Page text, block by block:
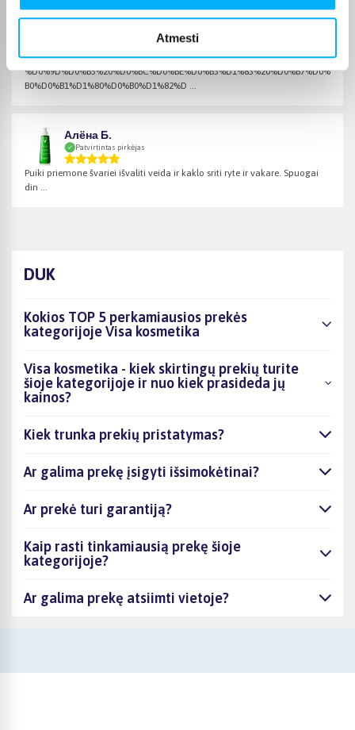
Atmesti
%D0%9D%D0%B5%20%D0%BC%D0%BE%D0%B3%D1%83%20%D0%B7%D0%
B0%D0%B1%D1%80%D0%B0%D1%82%D ...
Алёна Б.
Patvirtintas pirkėjas
Puiki priemone švariei išvaliti veida ir kaklo sriti ryte ir vakare. Spuogai
din ...
DUK
Kokios TOP 5 perkamiausios prekės
kategorijoje Visa kosmetika
Visa kosmetika - kiek skirtingų prekių turite
šioje kategorijoje ir nuo kiek prasideda jų
kainos?
Kiek trunka prekių pristatymas?
Ar galima prekę įsigyti išsimokėtinai?
Ar prekė turi garantiją?
Kaip rasti tinkamiausią prekę šioje
kategorijoje?
Ar galima prekę atsiimti vietoje?